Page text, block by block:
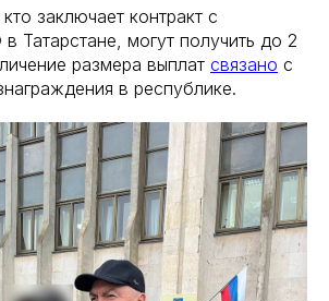
заключает контракт с
Татарстане, могут получить до 2
размера выплат связано с
в республике.